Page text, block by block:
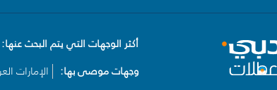
أكثر الوجهات التي يتم البحث عنها:
وجهات موصى بها:
الإمارات